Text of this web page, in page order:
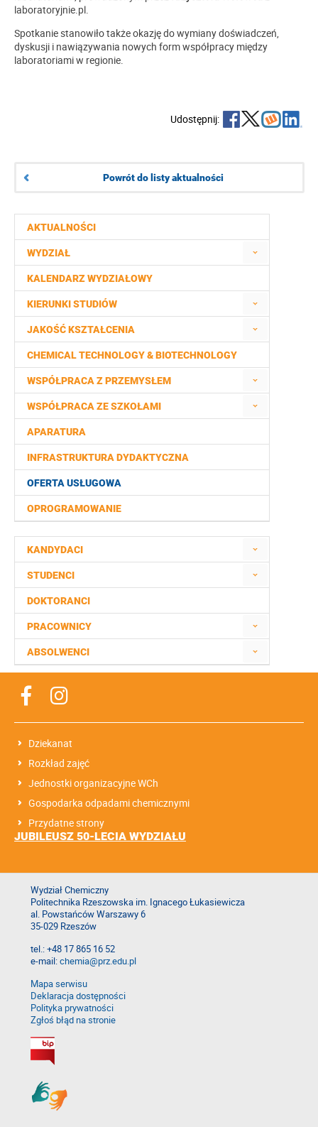
AKTUALNOŚCI
WYDZIAŁ
KALENDARZ WYDZIAŁOWY
KIERUNKI STUDIÓW
JAKOŚĆ KSZTAŁCENIA
CHEMICAL TECHNOLOGY & BIOTECHNOLOGY
WSPÓŁPRACA Z PRZEMYSŁEM
WSPÓŁPRACA ZE SZKOŁAMI
APARATURA
INFRASTRUKTURA DYDAKTYCZNA
OFERTA USŁUGOWA
OPROGRAMOWANIE
KANDYDACI
STUDENCI
DOKTORANCI
PRACOWNICY
ABSOLWENCI
laboratoryjnie.pl.
Spotkanie stanowiło także okazję do wymiany doświadczeń,
dyskusji i nawiązywania nowych form współpracy między
laboratoriami w regionie.
Udostępnij:
Powrót do listy aktualności
Dziekanat
Rozkład zajęć
Jednostki organizacyjne WCh
Gospodarka odpadami chemicznymi
Przydatne strony
JUBILEUSZ 50-LECIA WYDZIAŁU
Wydział Chemiczny
Politechnika Rzeszowska im. Ignacego Łukasiewicza
al. Powstańców Warszawy 6
35-029 Rzeszów
tel.: +48 17 865 16 52
e-mail:chemia@prz.edu.pl
Mapa serwisu
Deklaracja dostępności
Polityka prywatności
Zgłoś błąd na stronie